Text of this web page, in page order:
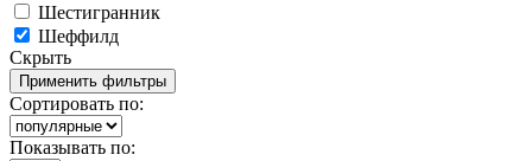
Шестигранник
Шеффилд
Скрыть
Сортировать по:
Показывать по: